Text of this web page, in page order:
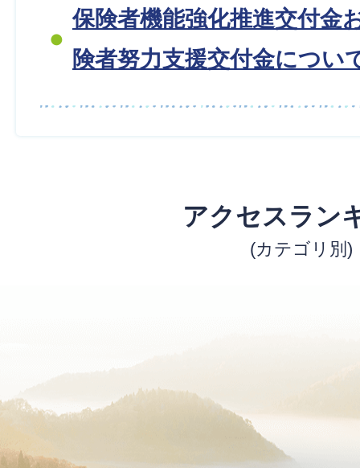
保険者機能強化推進交付金
険者努力支援交付金につい
アクセスラン
(カテゴリ別)